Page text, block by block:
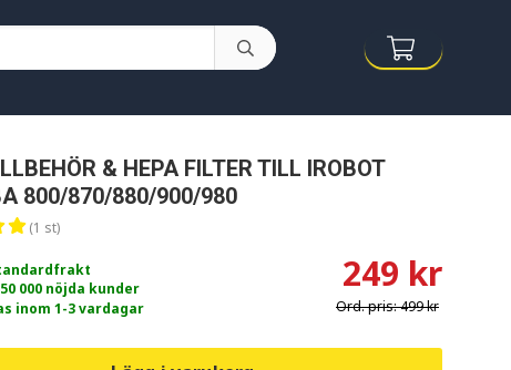
& HEPA FILTER TILL IROBOT
800/870/880/900/980
(1 st)
000 nöjda kunder
inom 1-3 vardagar
249 kr
Ord. pris:499 kr